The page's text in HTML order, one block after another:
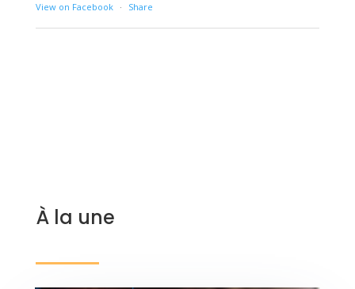
View on Facebook · Share
À la une